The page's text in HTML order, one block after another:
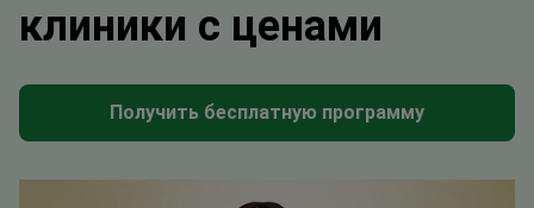
клиники с ценами
Получить бесплатную программу